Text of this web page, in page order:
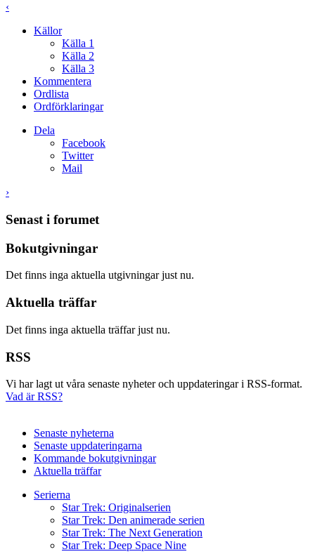
‹
Källor
Källa 1
Källa 2
Källa 3
Kommentera
Ordlista
Ordförklaringar
Dela
Facebook
Twitter
Mail
›
Senast i forumet
Bokutgivningar
Det finns inga aktuella utgivningar just nu.
Aktuella träffar
Det finns inga aktuella träffar just nu.
RSS
Vi har lagt ut våra senaste nyheter och uppdateringar i RSS-format.
Vad är RSS?
Senaste nyheterna
Senaste uppdateringarna
Kommande bokutgivningar
Aktuella träffar
Serierna
Star Trek: Originalserien
Star Trek: Den animerade serien
Star Trek: The Next Generation
Star Trek: Deep Space Nine